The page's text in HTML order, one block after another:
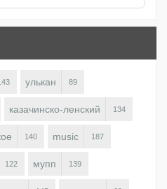
улькан 89
казачинско-ленский 134
140 music 187
122 мупп 139